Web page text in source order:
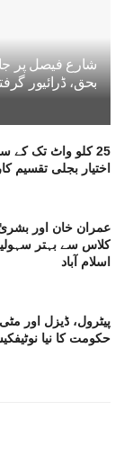
شارع فیصل پر
بحق، ڈرائیور
25 کلو واٹ تک کے
اختیار بجلی تقسیم
عمران خان اور
کلاس سے بہتر
اسلام آباد
پیٹرول، ڈیزل اور
حکومت کا نیا